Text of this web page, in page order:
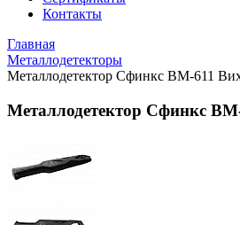
Контакты
Главная
Металлодетекторы
Металлодетектор Сфинкс ВМ-611
Металлодетектор Сфинкс